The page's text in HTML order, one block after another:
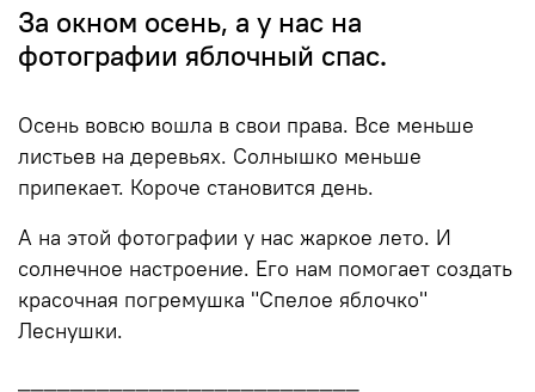
За окном осень, а у нас на
фотографии яблочный спас.
Осень вовсю вошла в свои права. Все меньше
листьев на деревьях. Солнышко меньше
припекает. Короче становится день.
А на этой фотографии у нас жаркое лето. И
солнечное настроение. Его нам помогает создать
красочная погремушка "Спелое яблочко"
Леснушки.